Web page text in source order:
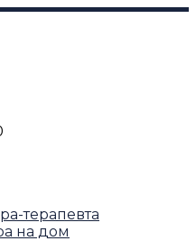
терапевта
на дом